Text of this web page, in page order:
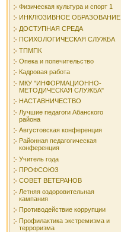
Физическая культура и спорт 1
ИНКЛЮЗИВНОЕ ОБРАЗОВАНИЕ
ДОСТУПНАЯ СРЕДА
ПСИХОЛОГИЧЕСКАЯ СЛУЖБА
ТПМПК
Опека и попечительство
Кадровая работа
МКУ "ИНФОРМАЦИОННО-
МЕТОДИЧЕСКАЯ СЛУЖБА"
НАСТАВНИЧЕСТВО
Лучшие педагоги Абанского
района
Августовская конференция
Районная педагогическая
конференция
Учитель года
ПРОФСОЮЗ
СОВЕТ ВЕТЕРАНОВ
Летняя оздоровительная
кампания
Противодействие коррупции
Профилактика экстремизма и
терроризма